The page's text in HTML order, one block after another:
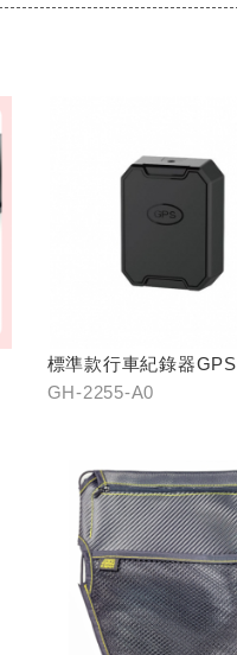
標準款行車紀錄器GPS
GH-2255-A0